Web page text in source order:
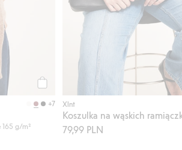
+7
165 g/m²
Xlnt
Koszulka na wąskich
79,99 PLN